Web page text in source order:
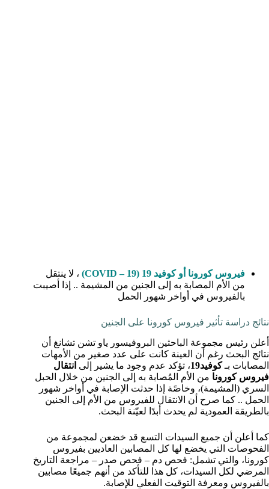
فيروس كورونا أو كوفيد 19 (COVID – 19)
، لا ينتقل
من الأم المصابة به إلى الجنين من المشيمة .. إذا أصيبت
بالفيروس في أواخر شهور الحمل
نتائج دراسة تأثير فيروس كورونا على الجنين
أعلن رئيس مجموعة الباحثين البروفيسور ياو تشن تشانغ أن
نتائج البحث رغم أن العينة كانت على عدد صغير من الأمهات
المصابات بـكوفيد19 ، تؤكد عدم وجود ما يشير إلى انتقال
فيروس كورونا من الأم المُصابة به إلى الجنين من خلال الحبل
السري (المشيمة)، وخاصًة إذا حدثت الإصابة في أواخر شهور
الحمل .. كما صرح أن الانتقال للفيروس من الأم إلى الجنين
بالطريقة العمودية لم يحدث أبدًا لعيّنة البحث.
كما أعلن أن جميع السيدات التسع قد خضعن لمجموعة من
الفحوصات التي يخضع لها كل المصابين العاديين بفيروس
كورونا، والتي تشمل: فحص دم – فحص صدر – مراجعة التاريخ
المرضي لكل السيدات، كل هذا للتأكد من أنهم جميعًا مصابين
بالفيروس ومعرفة التوقيت الفعلي للإصابة.